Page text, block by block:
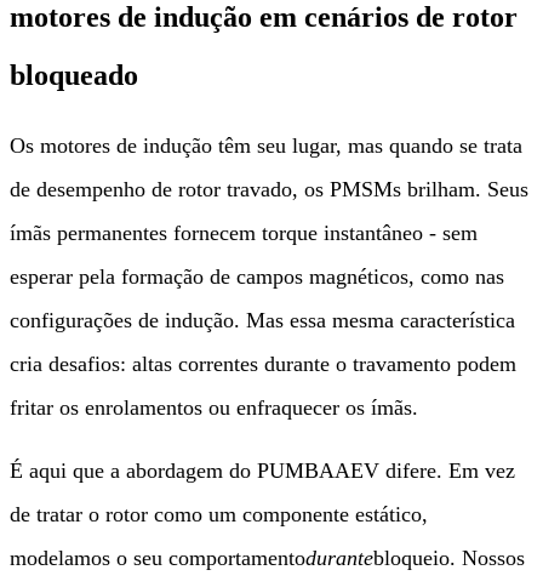
motores de indução em cenários de rotor
bloqueado
Os motores de indução têm seu lugar, mas quando se trata
de desempenho de rotor travado, os PMSMs brilham. Seus
ímãs permanentes fornecem torque instantâneo - sem
esperar pela formação de campos magnéticos, como nas
configurações de indução. Mas essa mesma característica
cria desafios: altas correntes durante o travamento podem
fritar os enrolamentos ou enfraquecer os ímãs.
É aqui que a abordagem do PUMBAAEV difere. Em vez
de tratar o rotor como um componente estático,
modelamos o seu comportamentodurantebloqueio. Nossos